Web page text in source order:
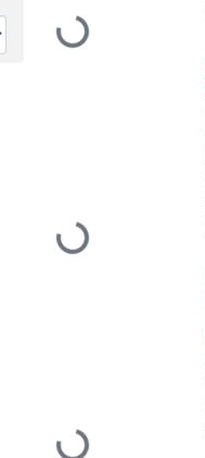
Loading...
Loading...